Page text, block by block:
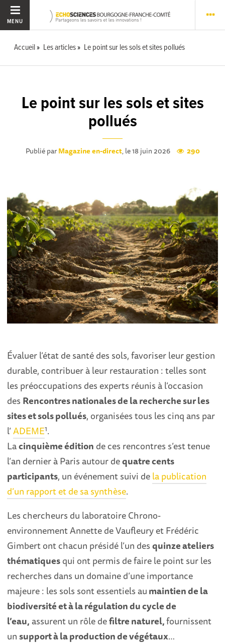
MENU
Accueil Les articles Le point sur les sols et sites pollués
Le point sur les sols et sites
pollués
Publié parMagazine en-direct, le 18 juin 2026 290
Évaluer l’état de santé des sols, favoriser leur gestion
durable, contribuer à leur restauration : telles sont
les préoccupations des experts réunis à l’occasion
des Rencontres nationales de la recherche sur les
sites et sols pollués, organisées tous les cinq ans par
l’ADEME1.
Lacinquième édition de ces rencontres s’est tenue
l’an dernier à Paris autour dequatre cents
participants, un événement suivi dela publication
d’un rapport et de sa synthèse.
Les chercheurs du laboratoire Chrono-
environnement Annette de Vaufleury et Frédéric
Gimbert ont chacun présidé l’un desquinze ateliers
thématiquesqui ont permis de faire le point sur les
recherches dans un domaine d’une importance
majeure : les sols sont essentiels aumaintien de la
biodiversité et à la régulation du cycle de
l’eau,assurent un rôle defiltre naturel,fournissent
unsupport à la production de végétaux…